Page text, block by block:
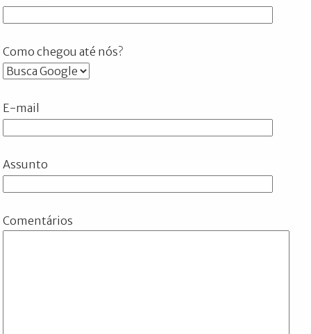
Como chegou até nós?
E-mail
Assunto
Comentários